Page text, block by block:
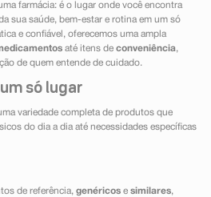
farmácia: é o lugar onde você encontra
sua saúde, bem-estar e rotina em um só
e confiável, oferecemos uma ampla
até itens de conveniência,
de quem entende de cuidado.
só lugar
variedade completa de produtos que
do dia a dia até necessidades específicas
de referência, genéricose similares,